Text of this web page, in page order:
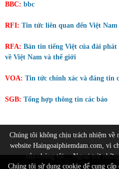
BBC: bbc
RFI: Tin tức liên quan đến Việt
RFA: Bản tin tiếng Việt của đài
về Việt Nam và thế giới
VOA: Tin tức chính xác và đáng tin
SGB: Tổng hợp thông tin các báo
Chúng tôi không chịu trách nhiệm về
website Haingoaiphiemdam.com, vì
của chúng tôi… Ngoại trừ
Chúng tôi sử dụng cookie để cung